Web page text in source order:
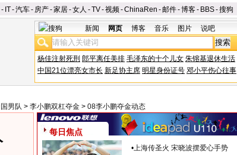
- IT-汽车- 房产-家居-女人 -TV-视频-ChinaRen -邮件-博客- BBS-搜狗
新闻 网页 博客 音乐 图片 说吧
杨佳注射死刑 郎平离任美排 毛泽东的十个儿女 朱镕基退休生活
中国21位漂亮女市长 新足协主席 明星身份证号 邓小平伤心往事
男队 > 李小鹏双杠夺金 > 08李小鹏夺金动态
每日焦点
•上海传圣火 宋晓波摆爱心手势